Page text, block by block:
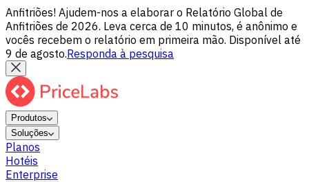
Anfitriões! Ajudem-nos a elaborar o Relatório Global de
Anfitriões de 2026. Leva cerca de 10 minutos, é anônimo e
vocês recebem o relatório em primeira mão. Disponível até
9 de agosto.Responda à pesquisa
Produtos
Soluções
Planos
Hotéis
Enterprise